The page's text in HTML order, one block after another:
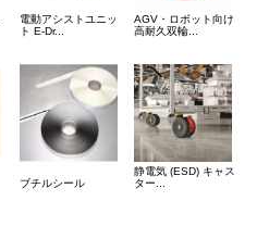
電動アシストユニッ
ト E-Dr...
AGV・ロボット向け
高耐久双輪...
ブチルシール
静電気 (ESD) キャス
ター...